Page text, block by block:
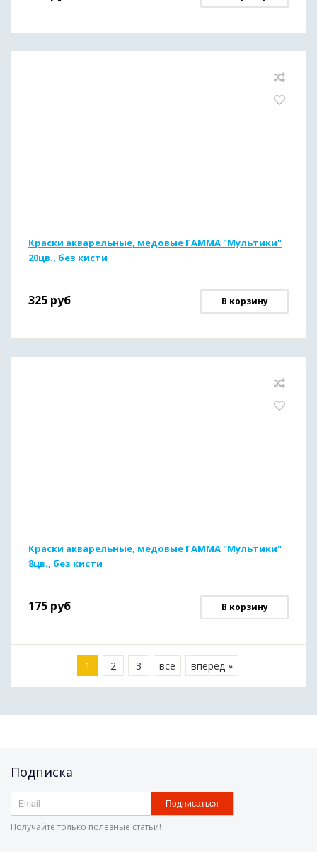
Краски акварельные, медовые ГАММА "Мультики"
20цв., без кисти
325 руб В корзину
Краски акварельные, медовые ГАММА "Мультики"
8цв., без кисти
175 руб В корзину
1 2 3 все вперёд »
Подписка
Подписаться
Получайте только полезные статьи!